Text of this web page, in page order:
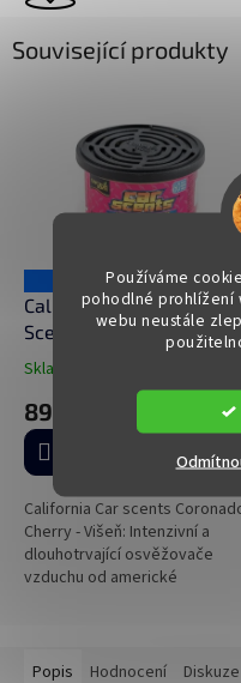
Používáme
pohodlné prohlížení
webu neustále
Související produkty
119 Kč –25 %
California Scents Car
Scents Coronado Cherry
Višeň
Průměrné
produktu
je
5,0
5
hvězdiček.
Skladem
89 Kč
California Car scents
Cherry - Višeň: Intenzivní a
dlouhotrvající osvěžovače
vzduchu od americké
Popis
Hodnocení Diskuze